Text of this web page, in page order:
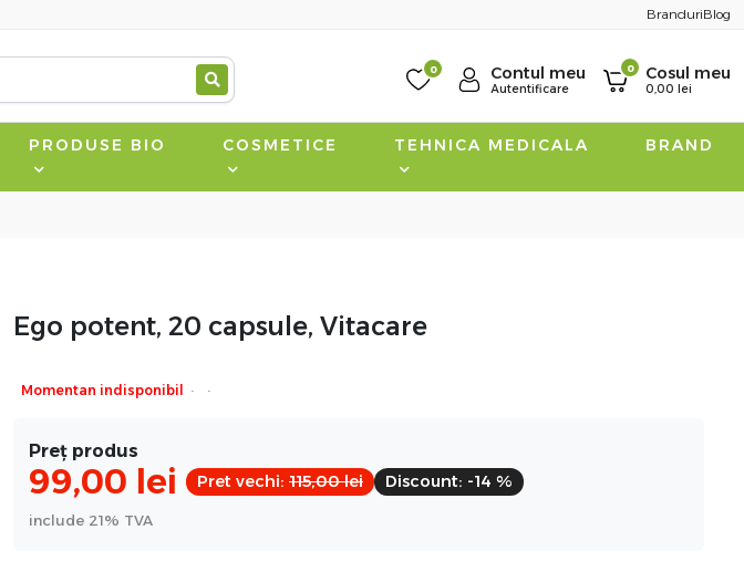
BranduriBlog
0 Contul meu
Autentificare
0 Cosul meu
0,00 lei
PRODUSE BIO COSMETICE TEHNICA MEDICALA BRAND
Ego potent, 20 capsule, Vitacare
Momentan indisponibil · ·
Preț produs
99,00 lei Pret vechi: 115,00 lei Discount: -14 %
include 21% TVA